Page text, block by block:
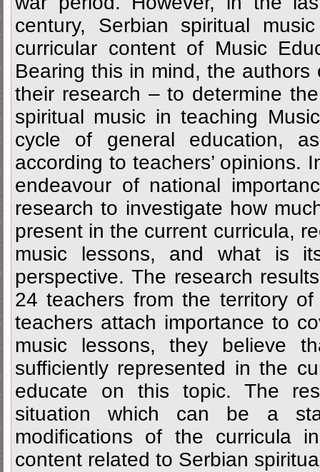
century, Serbian spiritual
curricular content of Music
Bearing this in mind, the
their research – to determine
spiritual music in teaching
cycle of general education,
according to teachers’ opinions.
endeavour of national
research to investigate how
present in the current curricula,
music lessons, and what is
perspective. The research
24 teachers from the territory
teachers attach importance to
music lessons, they believe
sufficiently represented in the
educate on this topic. The
situation which can be a
modifications of the curricula
content related to Serbian